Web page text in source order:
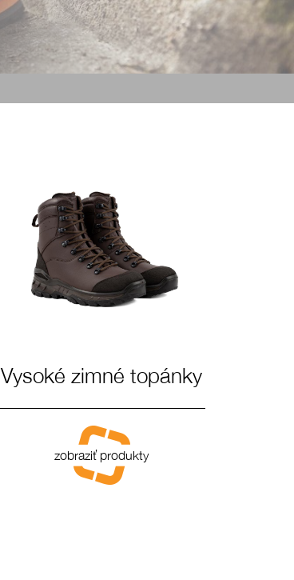
Vysoké zimné topánky
zobraziť produkty